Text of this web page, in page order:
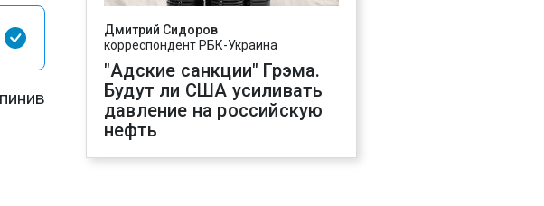
Дмитрий Сидоров
корреспондент РБК-Украина
"Адские санкции" Грэма.
Будут ли США усиливать
давление на российскую
нефть